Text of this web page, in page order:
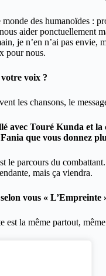
des humanoïdes :
aider ponctuellement
je n’en n’ai pas envie,
pour nous.
voix ?
les chansons, le
avec Touré Kunda et
Fania que vous donnez
le parcours du
mais ça viendra.
vous « L’Empreinte
est la même partout,